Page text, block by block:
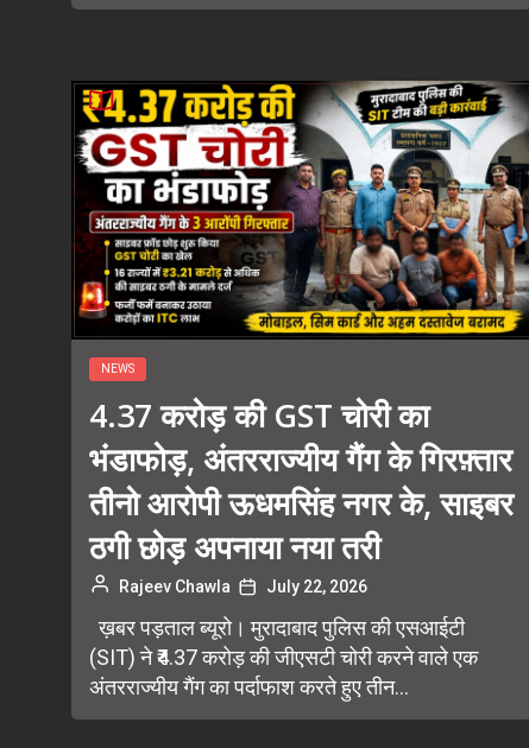
NEWS
4.37 करोड़ की GST चोरी का
भंडाफोड़, अंतरराज्यीय गैंग के गिरफ़्तार
तीनो आरोपी ऊधमसिंह नगर के, साइबर
ठगी छोड़ अपनाया नया तरी
Rajeev Chawla July 22, 2026
ख़बर पड़ताल ब्यूरो। मुरादाबाद पुलिस की एसआईटी
(SIT) ने ₹4.37 करोड़ की जीएसटी चोरी करने वाले एक
अंतरराज्यीय गैंग का पर्दाफाश करते हुए तीन...